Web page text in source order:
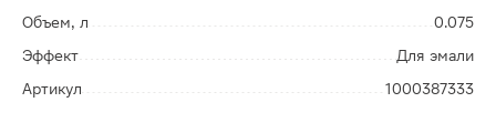
Объем, л
0.075
Эффект
Для эмали
Артикул
1000387333